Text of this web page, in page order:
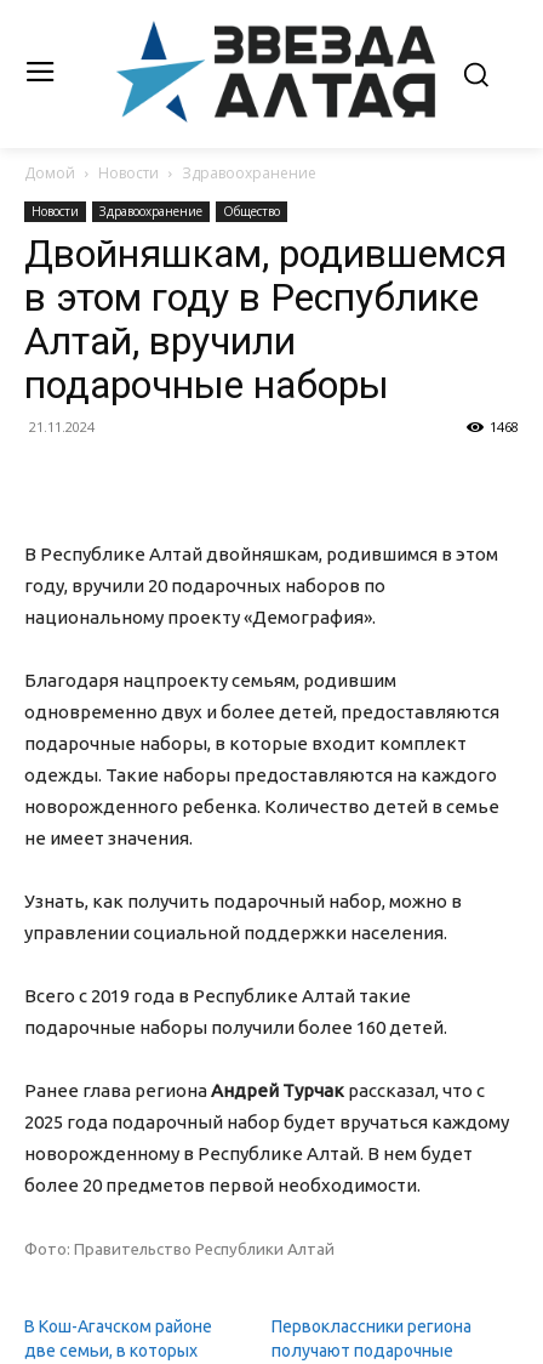
Домой Новости Здравоохранение
Новости Здравоохранение Общество
Двойняшкам, родившемся
в этом году в Республике
Алтай, вручили
подарочные наборы
21.11.2024 1468
В Республике Алтай двойняшкам, родившимся в этом
году, вручили 20 подарочных наборов по
национальному проекту «Демография».
Благодаря нацпроекту семьям, родившим
одновременно двух и более детей, предоставляются
подарочные наборы, в которые входит комплект
одежды. Такие наборы предоставляются на каждого
новорожденного ребенка. Количество детей в семье
не имеет значения.
Узнать, как получить подарочный набор, можно в
управлении социальной поддержки населения.
Всего с 2019 года в Республике Алтай такие
подарочные наборы получили более 160 детей.
Ранее глава регионаАндрей Турчак рассказал, что с
2025 года подарочный набор будет вручаться каждому
новорожденному в Республике Алтай. В нем будет
более 20 предметов первой необходимости.
Фото: Правительство Республики Алтай
В Кош-Агачском районе
две семьи, в которых
Первоклассники региона
получают подарочные